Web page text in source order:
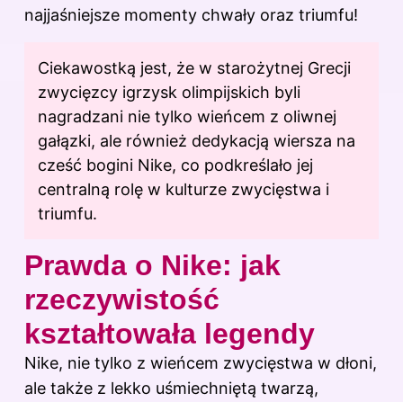
najjaśniejsze momenty chwały oraz triumfu!
Ciekawostką jest, że w starożytnej Grecji
zwycięzcy igrzysk olimpijskich byli
nagradzani nie tylko wieńcem z oliwnej
gałązki, ale również dedykacją wiersza na
cześć bogini Nike, co podkreślało jej
centralną rolę w kulturze zwycięstwa i
triumfu.
Prawda o Nike: jak
rzeczywistość
kształtowała legendy
Nike, nie tylko z wieńcem zwycięstwa w dłoni,
ale także z lekko uśmiechniętą twarzą,